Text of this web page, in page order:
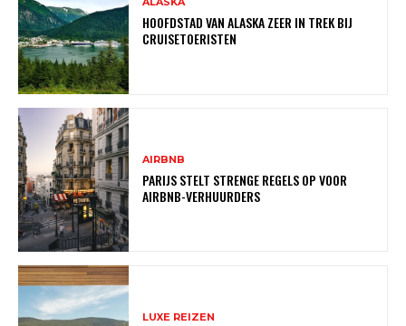
HOOFDSTAD VAN ALASKA ZEER IN TREK BIJ
CRUISETOERISTEN
AIRBNB
PARIJS STELT STRENGE REGELS OP VOOR
AIRBNB-VERHUURDERS
LUXE REIZEN